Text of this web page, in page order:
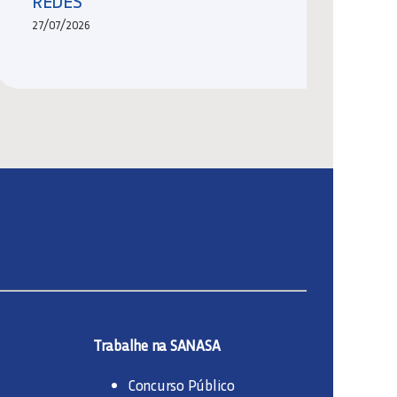
27/07/2026
Trabalhe na SANASA
Concurso Público